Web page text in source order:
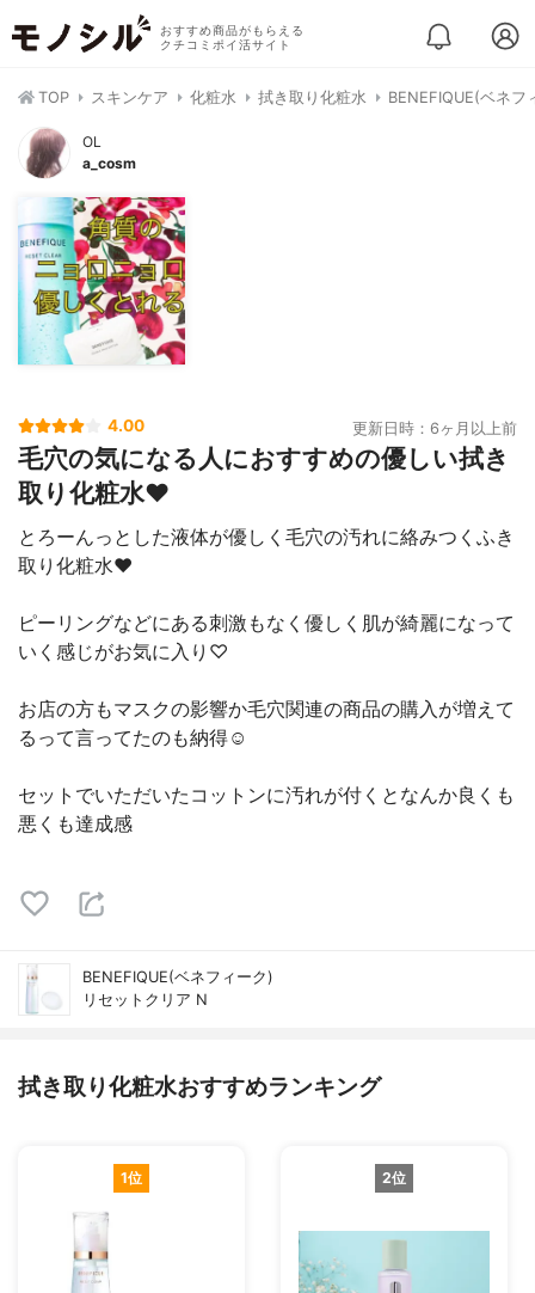
おすすめ商品がもらえる
クチコミポイ活サイト
TOP スキンケア 化粧水 拭き取り化粧水 BENEFIQUE(ベネ
OL
a_cosm
4.00 更新日時：6ヶ月以上前
毛穴の気になる人におすすめの優しい拭き
取り化粧水❤️
とろーんっとした液体が優しく毛穴の汚れに絡みつくふき
取り化粧水❤️
ピーリングなどにある刺激もなく優しく肌が綺麗になって
いく感じがお気に入り♡
お店の方もマスクの影響か毛穴関連の商品の購入が増えて
るって言ってたのも納得☺️
セットでいただいたコットンに汚れが付くとなんか良くも
悪くも達成感
BENEFIQUE(ベネフィーク)
リセットクリア N
拭き取り化粧水おすすめランキング
1位 2位